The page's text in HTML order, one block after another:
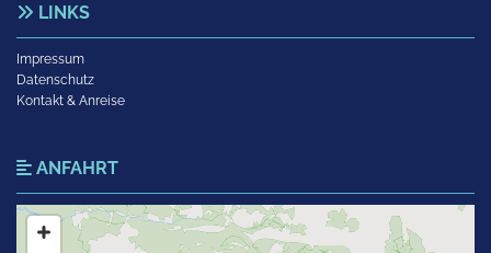
 LINKS
Impressum
Datenschutz
Kontakt & Anreise
 ANFAHRT